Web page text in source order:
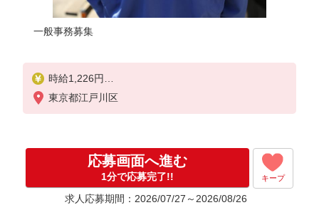
一般事務募集
時給1,226円
※試用期間1ヶ月あり：試用期間内は同条件
東京都江戸川区
応募画面へ進む
1分で応募完了!! キープ
求人応募期間：2026/07/27～2026/08/26